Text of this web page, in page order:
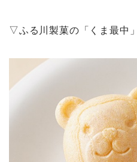
▽ふる川製菓の「くま最中